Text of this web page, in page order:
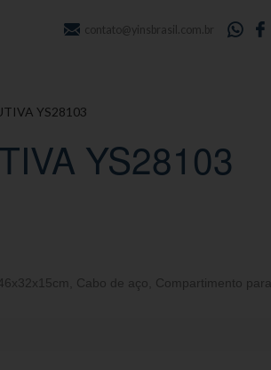
contato@yinsbrasil.com.br
YS28103
YS28103
Cabo de aço
Compartimento para